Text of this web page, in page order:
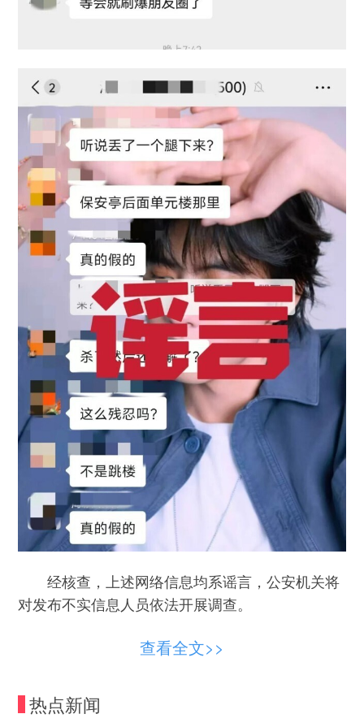
经核查，上述网络信息均系谣言，公安机关将
对发布不实信息人员依法开展调查。
警方提醒：网络不是法外之地，请广大网民不
言，扰乱公共秩序等违法犯罪行为，公安机关将依
法严厉打击。
查看全文>>
热点新闻